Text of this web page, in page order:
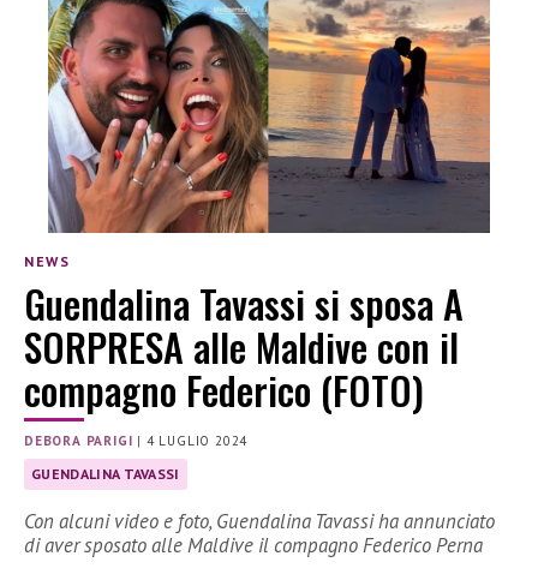
NEWS
Guendalina Tavassi si sposa A
SORPRESA alle Maldive con il
compagno Federico (FOTO)
DEBORA PARIGI | 4 LUGLIO 2024
GUENDALINA TAVASSI
Con alcuni video e foto, Guendalina Tavassi ha annunciato
di aver sposato alle Maldive il compagno Federico Perna